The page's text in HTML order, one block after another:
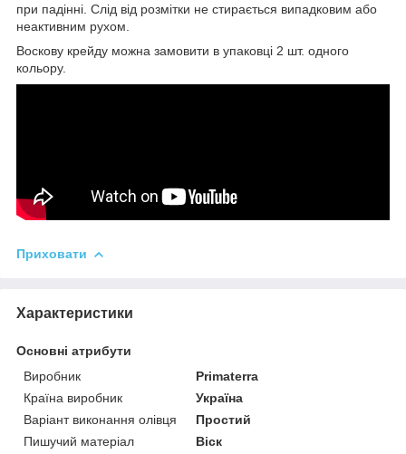
при падінні. Слід від розмітки не стирається випадковим або
неактивним рухом.
Воскову крейду можна замовити в упаковці 2 шт. одного
кольору.
Приховати
Характеристики
Основні атрибути
Виробник
Primaterra
Країна виробник
Україна
Варіант виконання олівця
Простий
Пишучий матеріал
Віск